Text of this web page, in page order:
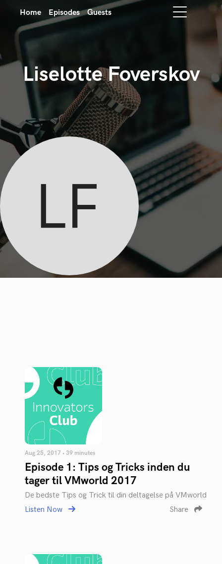
Home Episodes Guests
Liselotte Foverskov
Aug 25, 2017 • 39 minutes
Episode 1: Tips og Tricks inden du
tager til VMworld 2017
De bedste Tips og Trick til din deltagelse på VMworld
Listen Now
Share